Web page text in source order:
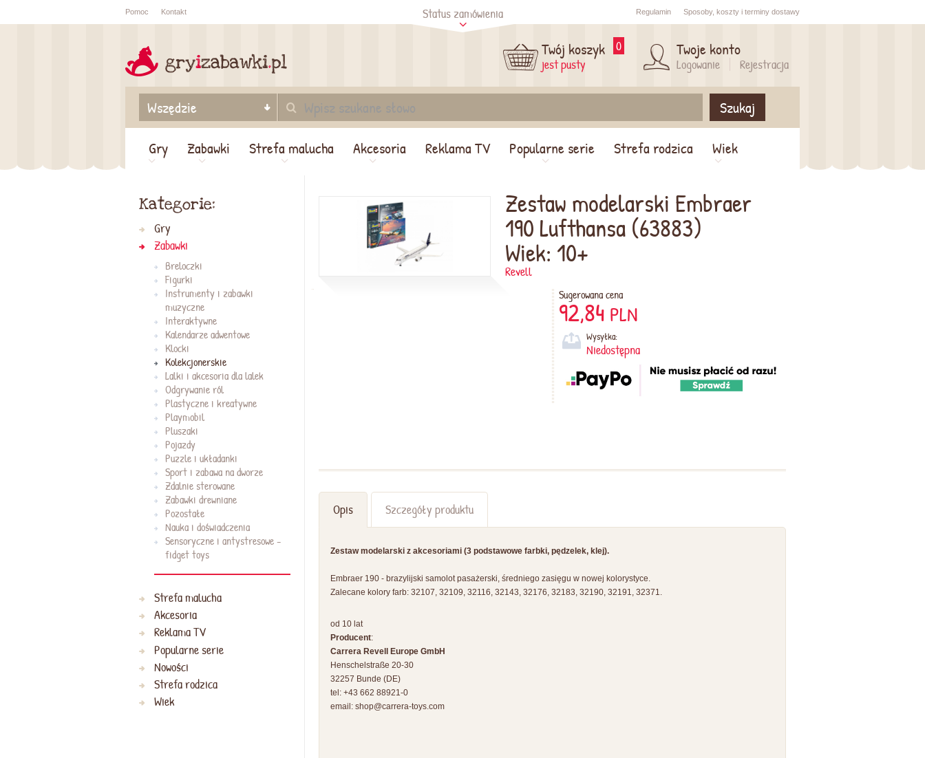
Sprawdź status Sprawdź
Pomoc Kontakt Status zamówienia Regulamin Sposoby, koszty i terminy dostawy
Twój koszyk
jest pusty
0 Twoje konto
Logowanie Rejestracja
Szukaj
Gry
Zabawki Strefa malucha Akcesoria Reklama TV Popularne serie Strefa rodzica Wiek
Zestaw modelarski Embraer
190 Lufthansa (63883)
Wiek: 10+
Revell
Sugerowana cena
92,84 PLN
Wysyłka:
Niedostępna
Opis Szczegóły produktu
Zestaw modelarski z akcesoriami (3 podstawowe farbki, pędzelek, klej).
Embraer 190 - brazylijski samolot pasażerski, średniego zasięgu w nowej kolorystyce.
Zalecane kolory farb: 32107, 32109, 32116, 32143, 32176, 32183, 32190, 32191, 32371.
od 10 lat
Producent:
Carrera Revell Europe GmbH
Henschelstraße 20-30
32257 Bunde (DE)
tel: +43 662 88921-0
email: shop@carrera-toys.com
Kategorie:
Gry
Zabawki
Breloczki
Figurki
Instrumenty i zabawki
muzyczne
Interaktywne
Kalendarze adwentowe
Klocki
Kolekcjonerskie
Lalki i akcesoria dla lalek
Odgrywanie ról
Plastyczne i kreatywne
Playmobil
Pluszaki
Pojazdy
Puzzle i układanki
Sport i zabawa na dworze
Zdalnie sterowane
Zabawki drewniane
Pozostałe
Nauka i doświadczenia
Sensoryczne i antystresowe -
fidget toys
Strefa malucha
Akcesoria
Reklama TV
Popularne serie
Nowości
Strefa rodzica
Wiek